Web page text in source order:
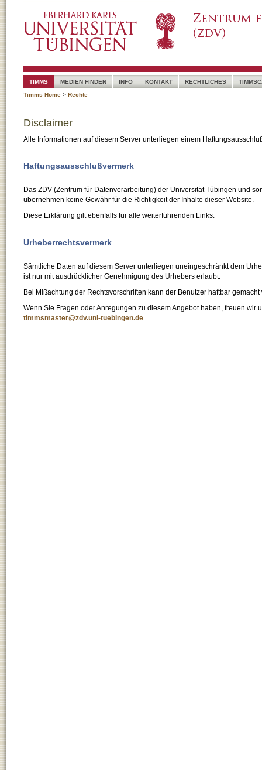
TIMMS MEDIEN FINDEN INFO KONTAKT RECHTLICHES
Timms Home > Rechte
Disclaimer
Alle Informationen auf diesem Server unterliegen einem
Haftungsausschlußvermerk
Das ZDV (Zentrum für Datenverarbeitung) der Universität Tübingen und
übernehmen keine Gewähr für die Richtigkeit der Inhalte dieser Website.
Diese Erklärung gilt ebenfalls für alle weiterführenden Links.
Urheberrechtsvermerk
Sämtliche Daten auf diesem Server unterliegen uneingeschränkt dem
ist nur mit ausdrücklicher Genehmigung des Urhebers erlaubt.
Bei Mißachtung der Rechtsvorschriften kann der Benutzer haftbar gemacht
Wenn Sie Fragen oder Anregungen zu diesem Angebot haben, freuen wir
timmsmaster@zdv.uni-tuebingen.de